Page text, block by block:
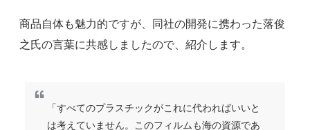
商品自体も魅力的ですが、同社の開発に携わった落俊
之氏の言葉に共感しましたので、紹介します。
「すべてのプラスチックがこれに代わればいいと
は考えていません。このフィルムも海の資源であ